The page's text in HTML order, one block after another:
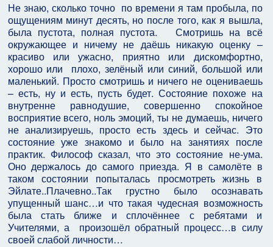
Не знаю, сколько точно по времени я там пробыла, по
ощущениям минут десять, но после того, как я вышла,
была пустота, полная пустота. Смотришь на всё
окружающее и ничему не даёшь никакую оценку –
красиво или ужасно, приятно или дискомфортно,
хорошо или плохо, зелёный или синий, большой или
маленький. Просто смотришь и ничего не оцениваешь
– есть, ну и есть, пусть будет. Состояние похоже на
внутренне равнодушие, совершенно спокойное
восприятие всего, ноль эмоций, ты не думаешь, ничего
не анализируешь, просто есть здесь и сейчас. Это
состояние уже знакомо и было на занятиях после
практик. Философ сказал, что это состояние не-ума.
Оно держалось до самого приезда. Я в самолёте в
таком состоянии попыталась просмотреть жизнь в
Эйлате..Плачевно..Так грустно было осознавать
упущенный шанс…и что такая чудесная возможность
была стать ближе и сплочённее с ребятами и
Учителями, а произошёл обратный процесс…в силу
своей слабой личности…